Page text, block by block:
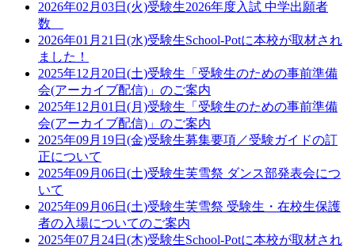
2026年02月03日(火)受験生2026年度入試 中学出願者
数
2026年01月21日(水)受験生School-Potに本校が取材され
ました！
2025年12月20日(土)受験生 「受験生のための事前準備
会(アーカイブ配信)」のご案内
2025年12月01日(月)受験生 「受験生のための事前準備
会(アーカイブ配信)」のご案内
2025年09月19日(金)受験生募集要項／受験ガイドの訂
正について
2025年09月06日(土)受験生芙雪祭 ダンス部発表会につ
いて
2025年09月06日(土)受験生芙雪祭 受験生・在校生保護
者の入場についてのご案内
2025年07月24日(木)受験生School-Potに本校が取材され